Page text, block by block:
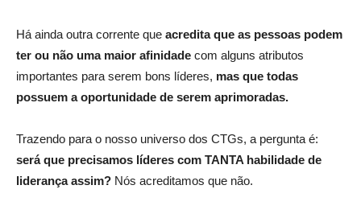
Há ainda outra corrente que acredita que as pessoas podem
ter ou não uma maior afinidade com alguns atributos
importantes para serem bons líderes, mas que todas
possuem a oportunidade de serem aprimoradas.
Trazendo para o nosso universo dos CTGs, a pergunta é:
será que precisamos líderes com TANTA habilidade de
liderança assim? Nós acreditamos que não.